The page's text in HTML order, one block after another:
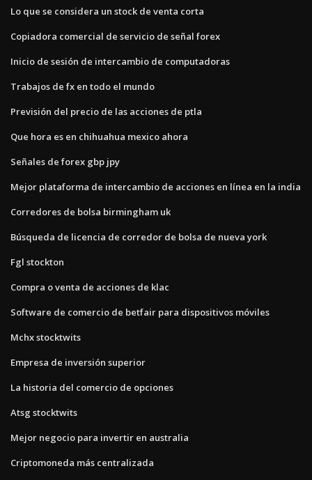
Lo que se considera un stock de venta corta
Copiadora comercial de servicio de señal forex
Inicio de sesión de intercambio de computadoras
Trabajos de fx en todo el mundo
Previsión del precio de las acciones de ptla
Que hora es en chihuahua mexico ahora
Señales de forex gbp jpy
Mejor plataforma de intercambio de acciones en línea en la india
Corredores de bolsa birmingham uk
Búsqueda de licencia de corredor de bolsa de nueva york
Fgl stockton
Compra o venta de acciones de klac
Software de comercio de betfair para dispositivos móviles
Mchx stocktwits
Empresa de inversión superior
La historia del comercio de opciones
Atsg stocktwits
Mejor negocio para invertir en australia
Criptomoneda más centralizada